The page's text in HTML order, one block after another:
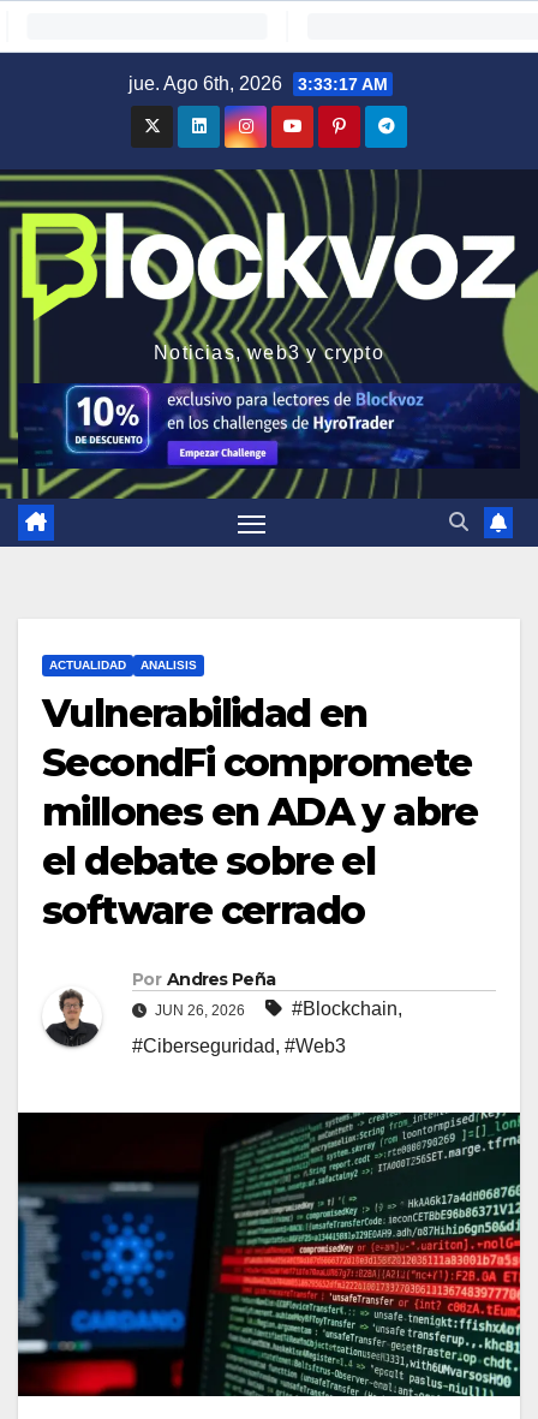
jue. Ago 6th, 2026 3:33:17 AM
Noticias, web3 y crypto
ACTUALIDAD ANALISIS
Vulnerabilidad en
SecondFi compromete
millones en ADA y abre
el debate sobre el
software cerrado
Por Andres Peña
JUN 26, 2026 #Blockchain,
#Ciberseguridad, #Web3